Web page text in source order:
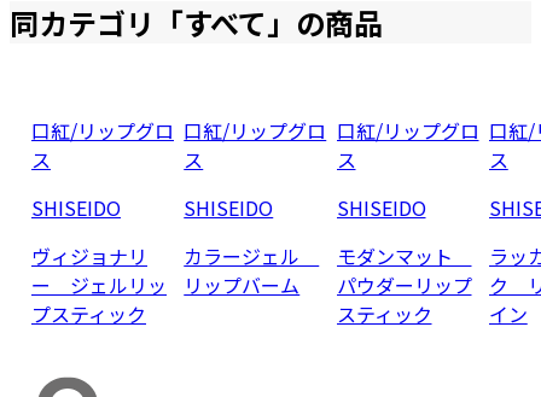
同カテゴリ「すべて」の商品
口紅/リップグロ
ス
SHISEIDO
ヴィジョナリ
ー ジェルリッ
プスティック
口紅/リップグロ
ス
SHISEIDO
カラージェル
リップバーム
口紅/リップグロ
ス
SHISEIDO
モダンマット
パウダーリップ
スティック
口紅/
ス
ラッ
ク
イン